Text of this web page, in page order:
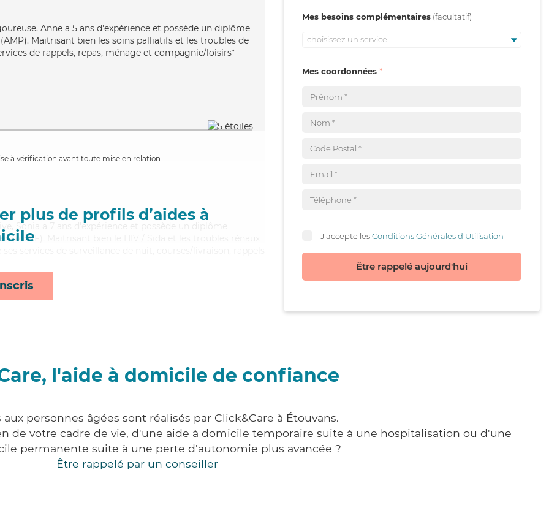
Anne a 5 ans d'expérience et possède un diplôme
Maitrisant bien les soins palliatifs et les troubles de
de rappels, repas, ménage et compagnie/loisirs*
à vérification avant toute mise en relation
plus de profils d’aides à
Sonia a 7 ans d'expérience et possède un diplôme
(ADVF). Maitrisant bien le HIV / Sida et les troubles rénaux
Mes besoins complémentaires
choisissez un service
Mes coordonnées
J'accepte lesConditions Générales d'Utilisation
Être rappelé aujourd'hui
l'aide à domicile de confiance
aux personnes âgées sont réalisés par Click&Care à Étouvans.
de votre cadre de vie, d'une aide à domicile temporaire suite à une hospitalisation ou d'une
permanente suite à une perte d'autonomie plus avancée ?
Être rappelé par un conseiller